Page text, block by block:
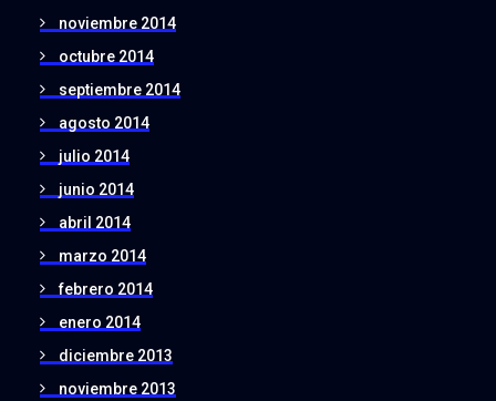
noviembre 2014
octubre 2014
septiembre 2014
agosto 2014
julio 2014
junio 2014
abril 2014
marzo 2014
febrero 2014
enero 2014
diciembre 2013
noviembre 2013